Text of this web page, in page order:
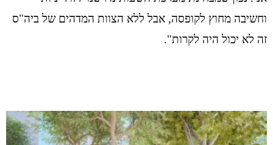
וחשיבה מחוץ לקופסה, אבל ללא הצוות המדהים של ביה"ס
זה לא יכול היה לקרות".